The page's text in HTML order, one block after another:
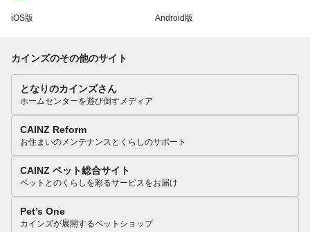
iOS版 Android版
カインズのその他のサイト
となりのカインズさん
ホームセンターを遊び倒すメディア
CAINZ Reform
お住まいのメンテナンスとくらしのサポート
CAINZ ペット総合サイト
ペットとのくらしを彩るサービスをお届け
Pet’s One
カインズが展開するペットショップ